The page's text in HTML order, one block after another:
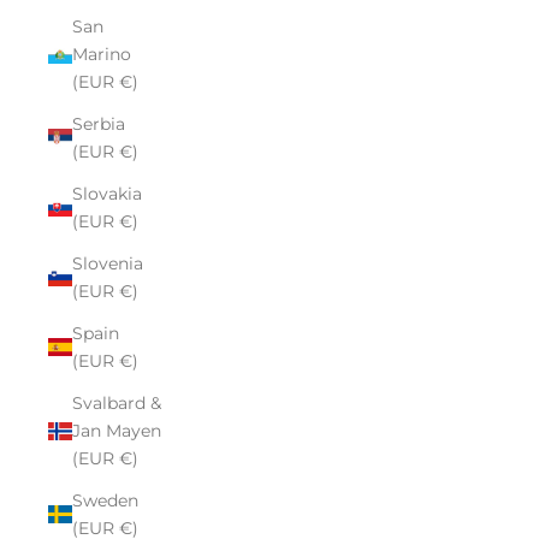
San
Marino
(EUR €)
Serbia
(EUR €)
Slovakia
(EUR €)
Slovenia
(EUR €)
Spain
(EUR €)
Svalbard &
Jan Mayen
(EUR €)
Sweden
(EUR €)